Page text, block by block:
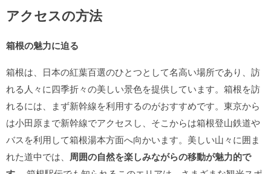
アクセスの方法
箱根の魅力に迫る
箱根は、日本の紅葉百選のひとつとして名高い場所であり、訪
れる人々に四季折々の美しい景色を提供しています。箱根を訪
れるには、まず新幹線を利用するのがおすすめです。東京から
は小田原まで新幹線でアクセスし、そこからは箱根登山鉄道や
バスを利用して箱根湯本方面へ向かいます。美しい山々に囲ま
れた道中では、 周囲の自然を楽しみながらの移動が魅力的で